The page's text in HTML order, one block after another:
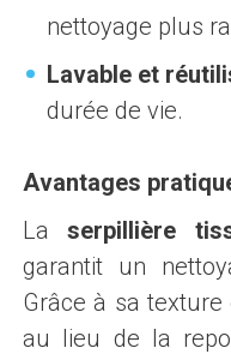
nettoyage plus
Lavable et
durée de vie.
Avantages
Laserpillière
garantit un
Grâce à sa
au lieu de la